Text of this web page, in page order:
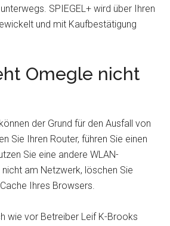
SPIEGEL+ wird über Ihren
und mit Kaufbestätigung
Omegle nicht
der Grund für den Ausfall von
Sie Ihren Router, führen Sie einen
Sie eine andere WLAN-
am Netzwerk, löschen Sie
Ihres Browsers.
wie vor Betreiber Leif K-Brooks